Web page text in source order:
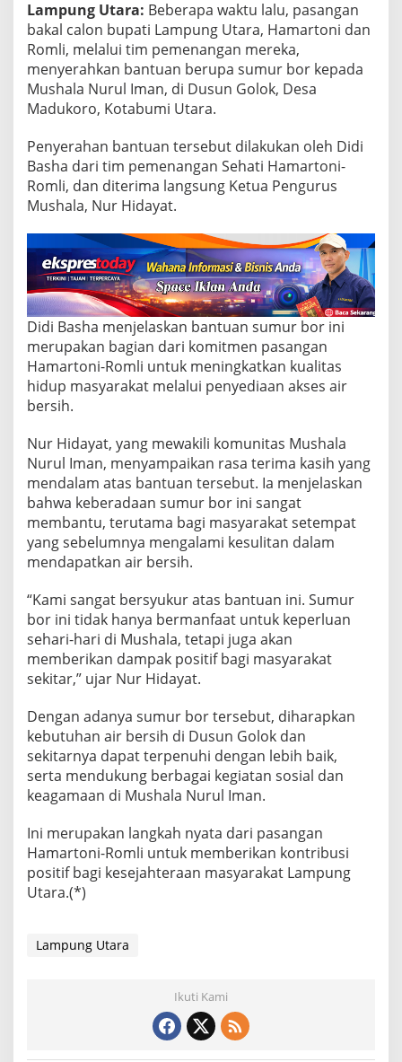
n
S
u
m
u
r
B
r
,
W
u
d
k
a
n
K
o
m
t
m
e
r
h
a
d
p
A
s
e
A
i
r
e
s
i
h
d
a
m
p
a
Lampung Utara: Beberapa waktu lalu, pasangan
bakal calon bupati Lampung Utara, Hamartoni dan
Romli, melalui tim pemenangan mereka,
menyerahkan bantuan berupa sumur bor kepada
Mushala Nurul Iman, di Dusun Golok, Desa
Madukoro, Kotabumi Utara.
Penyerahan bantuan tersebut dilakukan oleh Didi
Basha dari tim pemenangan Sehati Hamartoni-
Romli, dan diterima langsung Ketua Pengurus
Mushala, Nur Hidayat.
Didi Basha menjelaskan bantuan sumur bor ini
merupakan bagian dari komitmen pasangan
Hamartoni-Romli untuk meningkatkan kualitas
hidup masyarakat melalui penyediaan akses air
bersih.
Nur Hidayat, yang mewakili komunitas Mushala
Nurul Iman, menyampaikan rasa terima kasih yang
mendalam atas bantuan tersebut. Ia menjelaskan
bahwa keberadaan sumur bor ini sangat
membantu, terutama bagi masyarakat setempat
yang sebelumnya mengalami kesulitan dalam
mendapatkan air bersih.
“Kami sangat bersyukur atas bantuan ini. Sumur
bor ini tidak hanya bermanfaat untuk keperluan
sehari-hari di Mushala, tetapi juga akan
memberikan dampak positif bagi masyarakat
sekitar,” ujar Nur Hidayat.
Dengan adanya sumur bor tersebut, diharapkan
kebutuhan air bersih di Dusun Golok dan
sekitarnya dapat terpenuhi dengan lebih baik,
serta mendukung berbagai kegiatan sosial dan
keagamaan di Mushala Nurul Iman.
Ini merupakan langkah nyata dari pasangan
Hamartoni-Romli untuk memberikan kontribusi
positif bagi kesejahteraan masyarakat Lampung
Utara.(*)
Lampung Utara
Ikuti Kami